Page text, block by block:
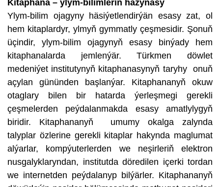
Kitaphana – ylym-bilimleriň hazynasy
Ylym-bilim ojagyny häsiýetlendirýän esasy zat, ol
hem kitaplardyr, ylmyň gymmatly çeşmesidir. Şonuň
üçindir, ylym-bilim ojagynyň esasy binýady hem
kitaphanalarda jemlenýär. Türkmen döwlet
medeniýet institutynyň kitaphanasynyň taryhy onuň
açylan gününden başlanýar. Kitaphananyň okuw
otaglary bilen bir hatarda ýerleşmegi gerekli
çeşmelerden peýdalanmakda esasy amatlylygyň
biridir. Kitaphananyň umumy okalga zalynda
talyplar özlerine gerekli kitaplar hakynda maglumat
alýarlar, kompýuterlerden we neşirleriň elektron
nusgalyklaryndan, institutda döredilen içerki tordan
we internetden peýdalanyp bilýärler. Kitaphananyň